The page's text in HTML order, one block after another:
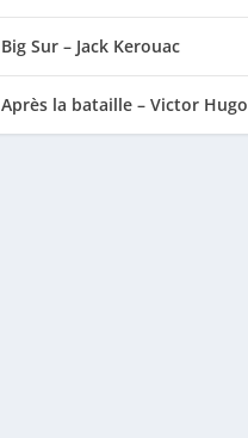
Big Sur – Jack Kerouac
Après la bataille – Victor Hugo